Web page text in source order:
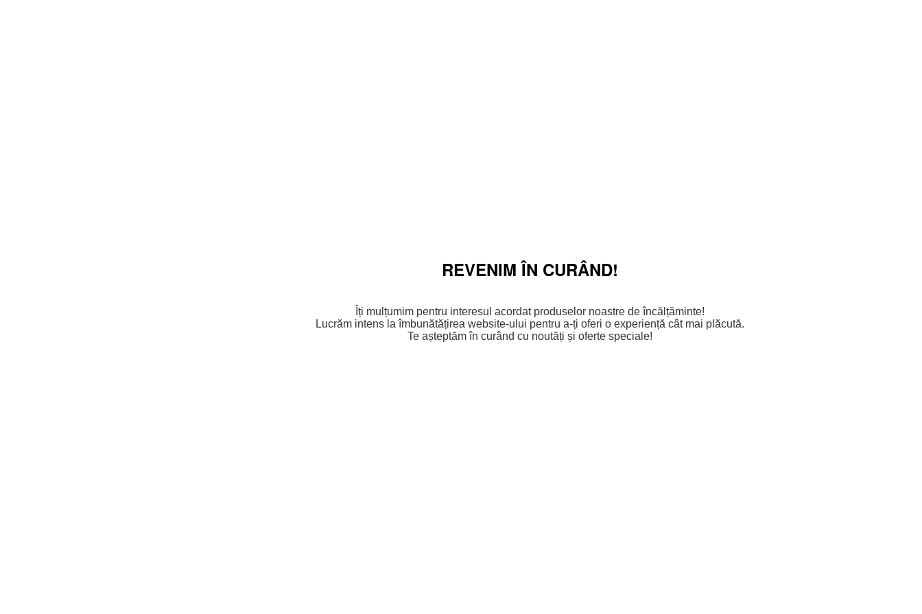
REVENIM ÎN CURÂND!
Îți mulțumim pentru interesul acordat produselor noastre de încălțăminte!
Lucrăm intens la îmbunătățirea website-ului pentru a-ți oferi o experiență cât mai plăcută.
Te așteptăm în curând cu noutăți și oferte speciale!